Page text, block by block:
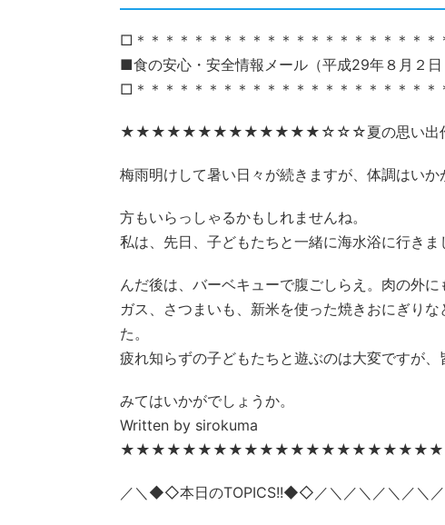
□＊＊＊＊＊＊＊＊＊＊＊＊＊＊＊＊＊＊＊＊
■食の安心・安全情報メール（平成29年８月２
□＊＊＊＊＊＊＊＊＊＊＊＊＊＊＊＊＊＊＊＊
★★★★★★★★★★★★★☆☆☆夏の思い
梅雨明けして暑い日々が続きますが、体調はい
方もいらっしゃるかもしれませんね。
私は、先日、子どもたちと一緒に海水浴に行き
んだ後は、バーベキューで腹ごしらえ。肉の外
ガス、さつまいも、新米を使った焼きおにぎり
た。
疲れ知らずの子どもたちと遊ぶのは大変ですが
みてはいかがでしょうか。
Written by sirokuma
／＼◆◇本日のTOPICS!!◆◇／＼／＼／＼／＼／